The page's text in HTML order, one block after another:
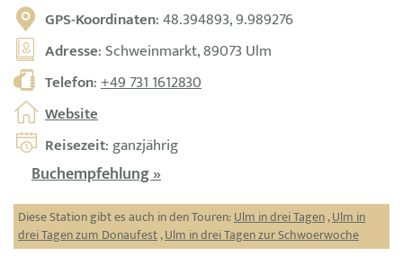
GPS-Koordinaten: 48.394893, 9.989276
Adresse: Schweinmarkt, 89073 Ulm
Telefon:+49 731 1612830
Website
Reisezeit: ganzjährig
Buchempfehlung »
Diese Station gibt es auch in den Touren:Ulm in drei Tagen,Ulm in
drei Tagen zum Donaufest,Ulm in drei Tagen zur Schwoerwoche